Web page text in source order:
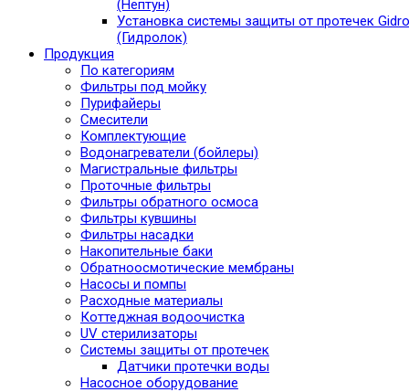
(Нептун)
Установка системы защиты от протечек
(Гидролок)
Продукция
По категориям
Фильтры под мойку
Пурифайеры
Смесители
Комплектующие
Водонагреватели (бойлеры)
Магистральные фильтры
Проточные фильтры
Фильтры обратного осмоса
Фильтры кувшины
Фильтры насадки
Накопительные баки
Обратноосмотические мембраны
Насосы и помпы
Расходные материалы
Коттеджная водоочистка
UV стерилизаторы
Системы защиты от протечек
Датчики протечки воды
Насосное оборудование